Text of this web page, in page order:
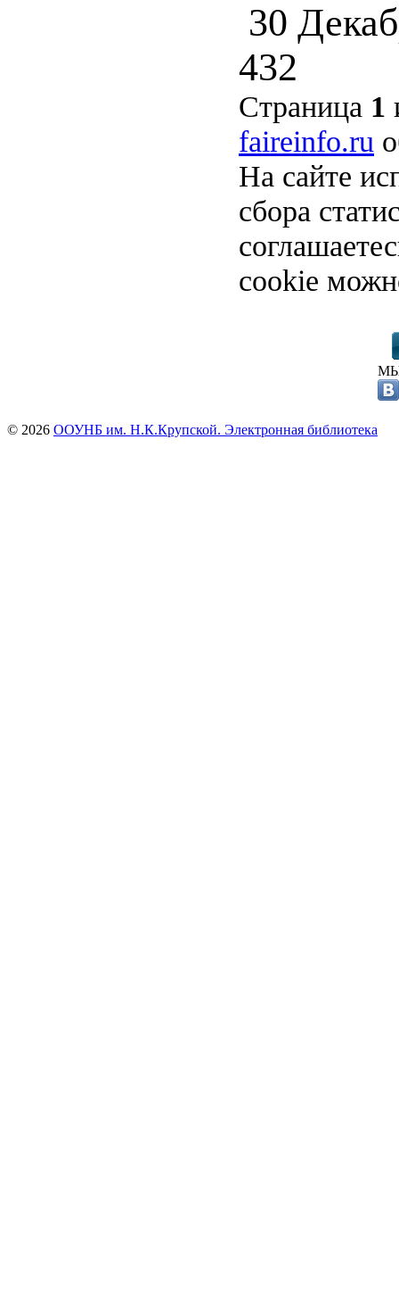
30
432
Страница 1
faireinfo.ru
На сайте
сбора
cookie
© 2026 ООУНБ им. Н.К.Крупской. Электронная библиотека